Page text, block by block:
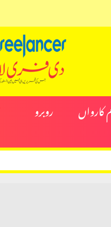
کارواں روبرو